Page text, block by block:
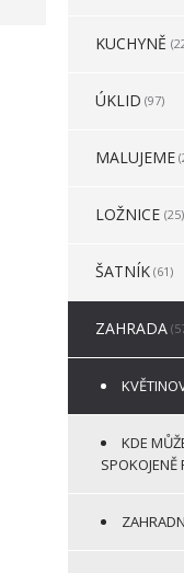
KUCHYNĚ
ÚKLID (97)
MALUJEME
LOŽNICE (25)
ŠATNÍK (61)
ZAHRADA
KDE
SPOKOJENĚ